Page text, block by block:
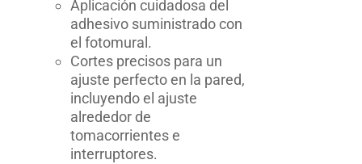
Aplicación cuidadosa del
adhesivo suministrado con
el fotomural.
Cortes precisos para un
ajuste perfecto en la pared,
incluyendo el ajuste
alrededor de
tomacorrientes e
interruptores.